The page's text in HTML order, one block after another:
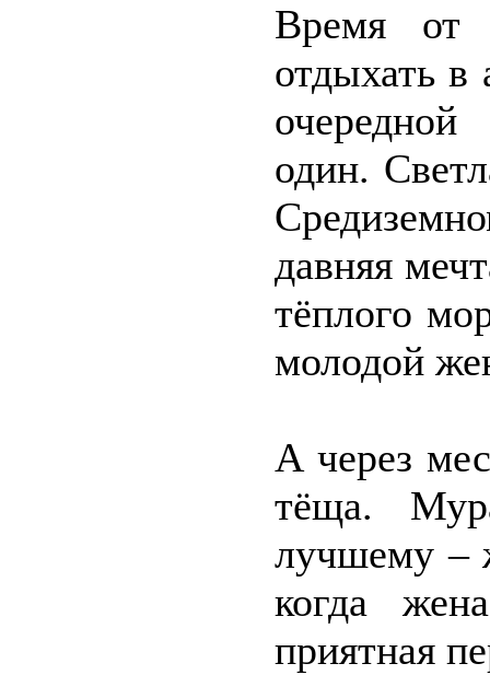
Время от
отдыхать
один.
давняя
тёплого
молодой
А через
тёща.
лучшему –
когда
приятная